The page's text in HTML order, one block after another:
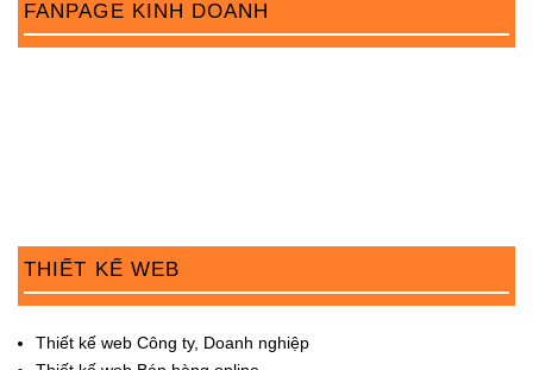
o
FANPAGE KINH DOANH
THIẾT KẾ WEB
Thiết kế web Công ty, Doanh nghiệp